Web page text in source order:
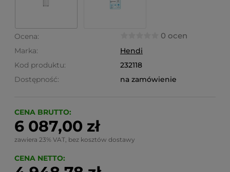
Ocena: 0 ocen
Marka:
Hendi
Kod produktu:
232118
Dostępność:
na zamówienie
CENA BRUTTO:
6 087,00 zł
zawiera 23% VAT, bez kosztów dostawy
CENA NETTO: